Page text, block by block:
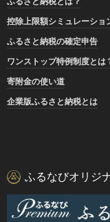
控除上限額シミュレーショ
ふるさと納税の確定申告
ワンストップ特例制度とは
寄附金の使い道
企業版ふるさと納税とは
ふるなびオリジ